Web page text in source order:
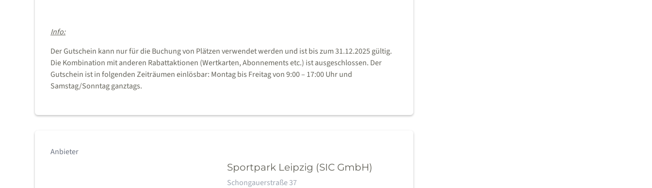
Info:
Der Gutschein kann nur für die Buchung von Plätzen verwendet werden und ist bis zum 31.12.2025 gültig.
Die Kombination mit anderen Rabattaktionen (Wertkarten, Abonnements etc.) ist ausgeschlossen. Der
Gutschein ist in folgenden Zeiträumen einlösbar: Montag bis Freitag von 9:00 – 17:00 Uhr und
Samstag/Sonntag ganztags.
Anbieter
Sportpark Leipzig (SIC GmbH)
Adresse:
Schongauerstraße 37